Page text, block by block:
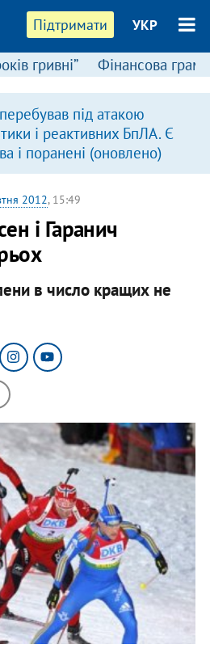
Підтримати УКР
гривні” Фінансова
під атакою
і реактивних БпЛА. Є
і поранені (оновлено)
2012, 15:49
і Гаранич
в число кращих не